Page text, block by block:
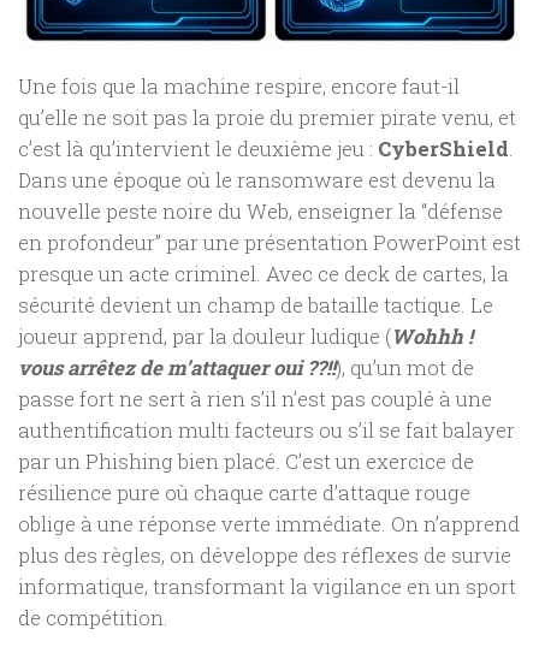
Une fois que la machine respire, encore faut-il
qu’elle ne soit pas la proie du premier pirate venu, et
c’est là qu’intervient le deuxième jeu : CyberShield.
Dans une époque où le ransomware est devenu la
nouvelle peste noire du Web, enseigner la “défense
en profondeur” par une présentation PowerPoint est
presque un acte criminel. Avec ce deck de cartes, la
sécurité devient un champ de bataille tactique. Le
joueur apprend, par la douleur ludique (Wohhh !
vous arrêtez de m’attaquer oui ??!!), qu’un mot de
passe fort ne sert à rien s’il n’est pas couplé à une
authentification multi facteurs ou s’il se fait balayer
par un Phishing bien placé. C’est un exercice de
résilience pure où chaque carte d’attaque rouge
oblige à une réponse verte immédiate. On n’apprend
plus des règles, on développe des réflexes de survie
informatique, transformant la vigilance en un sport
de compétition.